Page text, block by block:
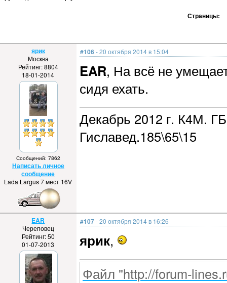
Страницы:
ярик
Москва
Рейтинг: 8804
18-01-2014
Сообщений: 7862
Написать личное
сообщение
Lada Largus 7 мест 16V
#106- 20 октября 2014 в 15:04
EAR, На всё не
сидя ехать.
Декабрь 2012 г. К4М.
Гиславед.185\65\15
EAR
Череповец
Рейтинг: 50
01-07-2013
#107- 20 октября 2014 в 16:26
ярик,
Файл "http://forum-